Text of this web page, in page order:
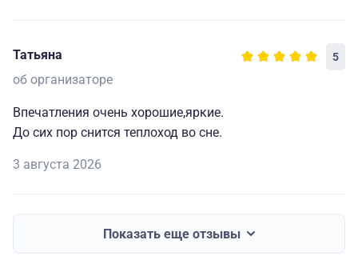
Татьяна 5
об организаторе
Впечатления очень хорошие,яркие.
До сих пор снится теплоход во сне.
3 августа 2026
Показать еще отзывы